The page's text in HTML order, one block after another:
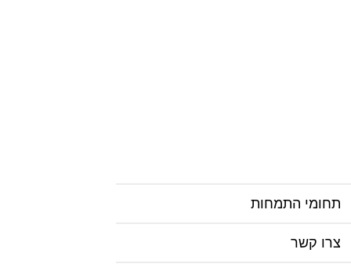
תחומי התמחות
צרו קשר